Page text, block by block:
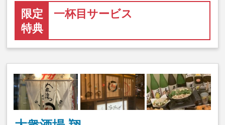
限定
特典
一杯目サービス